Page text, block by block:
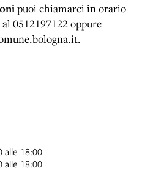
puoi chiamarci in orario
0512197122 oppure
alle 18:00
alle 18:00